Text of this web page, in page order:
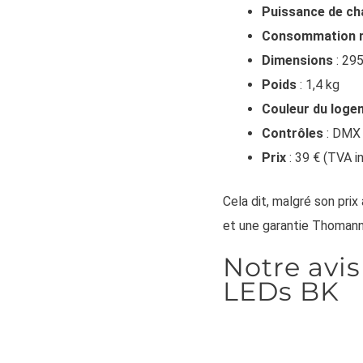
Puissance de
Consommation
Dimensions:
Poids: 1,4 kg
Couleur du
Contrôles: DMX
Prix: 39 € (TVA
Cela dit, malgré son
et une garantie
Notre
LEDs BK